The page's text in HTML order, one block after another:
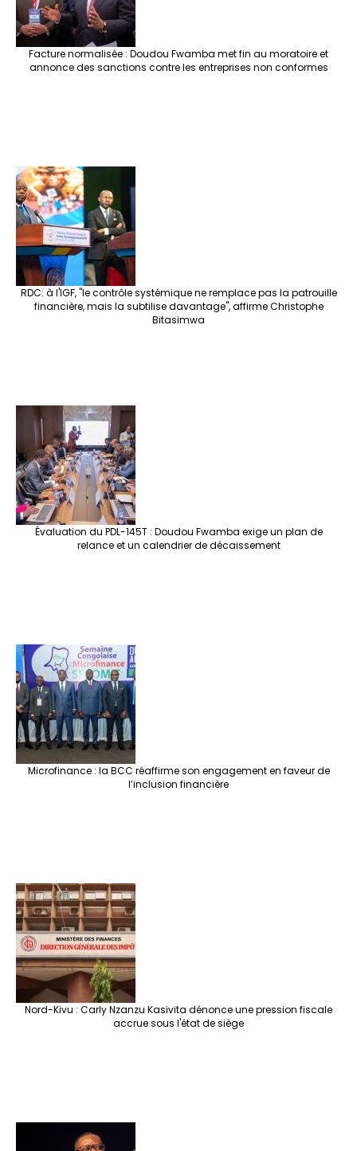
Facture normalisée : Doudou Fwamba met fin au moratoire et
annonce des sanctions contre les entreprises non conformes
RDC: à l'IGF, "le contrôle systémique ne remplace pas la patrouille
financière, mais la subtilise davantage", affirme Christophe
Bitasimwa
Évaluation du PDL-145T : Doudou Fwamba exige un plan de
relance et un calendrier de décaissement
Microfinance : la BCC réaffirme son engagement en faveur de
l’inclusion financière
Nord-Kivu : Carly Nzanzu Kasivita dénonce une pression fiscale
accrue sous l'état de siège